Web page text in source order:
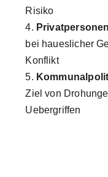
Risiko
bei haueslicher
Konflikt
Ziel von
Uebergriffen